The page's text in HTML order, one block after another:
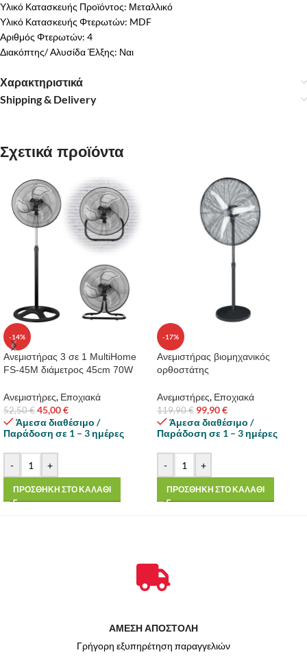
Υλικό Κατασκευής Προϊόντος: Μεταλλικό
Υλικό Κατασκευής Φτερωτών: MDF
Αριθμός Φτερωτών: 4
Διακόπτης/ Αλυσίδα Έλξης: Ναι
Χαρακτηριστικά
Shipping & Delivery
Σχετικά προϊόντα
-14%
Ανεμιστήρας 3 σε 1 MultiHome
FS-45M διάμετρος 45cm 70W
Ανεμιστήρες, Εποχιακά
52,50€ 45,00€
Άμεσα διαθέσιμο /
Παράδοση σε 1 – 3 ημέρες
- +
ΠΡΟΣΘΗΚΗ ΣΤΟ ΚΑΛΑΘΙ
-17%
Ανεμιστήρας βιομηχανικός
ορθοστάτης
Ανεμιστήρες, Εποχιακά
119,90€ 99,90€
Άμεσα διαθέσιμο /
Παράδοση σε 1 – 3 ημέρες
- +
ΠΡΟΣΘΗΚΗ ΣΤΟ ΚΑΛΑΘΙ
ΑΜΕΣΗ ΑΠΟΣΤΟΛΗ
Γρήγορη εξυπηρέτηση παραγγελιών